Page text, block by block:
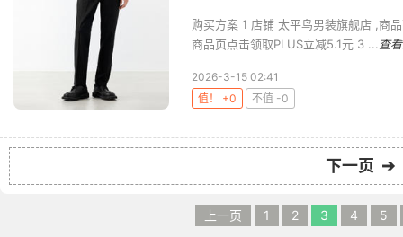
购买方案 1 店铺 太平鸟男装旗舰店 ,商
商品页点击领取PLUS立减5.1元 3 ... 查
2026-3-15 02:41
值！ +0
不值 -0
下一页 ➔
上一页 1 2 3 4 5